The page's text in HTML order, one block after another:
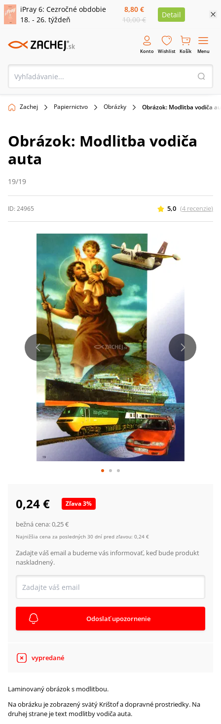
iPray 6: Cezročné obdobie
18. - 26. týždeň
8,80 €
10,00 €
Detail
Konto Wishlist Košík Menu
Zachej Papiernictvo Obrázky Obrázok: Modlitba vodiča
Obrázok: Modlitba vodiča
auta
19/19
ID: 24965 5,0 (4 recenzie)
0,24 € Zľava3%
bežná cena:0,25 €
Najnižšia cena za posledných 30 dní pred zľavou: 0,24 €
Zadajte váš email a budeme vás informovať, keď bude produkt
naskladnený.
Odoslať upozornenie
vypredané
Laminovaný obrázok s modlitbou.
Na obrázku je zobrazený svätý Krištof a dopravné prostriedky. Na
druhej strane je text modlitby vodiča auta.